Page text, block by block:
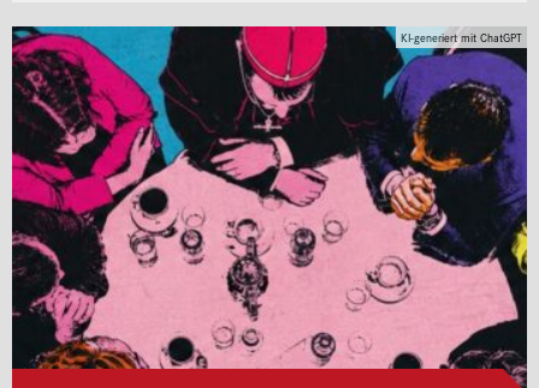
KI-generiert mit ChatGPT